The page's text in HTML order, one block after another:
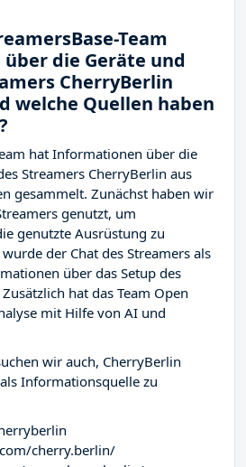
Team
die Geräte und
CherryBerlin
welche Quellen haben
hat Informationen über die
Streamers CherryBerlin aus
gesammelt. Zunächst haben wir
genutzt, um
genutzte Ausrüstung zu
der Chat des Streamers als
über das Setup des
hat das Team Open
mit Hilfe von AI und
wir auch, CherryBerlin
Informationsquelle zu
cherry.berlin/